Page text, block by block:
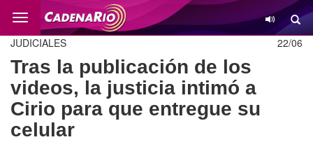
Cambio
22/06
JUDICIALES
Tras la publicación de los
videos, la justicia intimó a
Cirio para que entregue su
celular